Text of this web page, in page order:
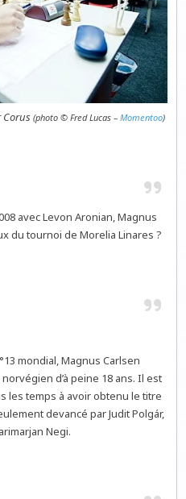
Corus (photo © Fred Lucas – Momentoo)
avec Levon Aronian,Magnus
du tournoi deMorelia Linares ?
mondial, Magnus Carlsen
d’à peine 18 ans. Il est
les temps à avoir obtenu le titre
devancé par Judit Polgár,
Negi.